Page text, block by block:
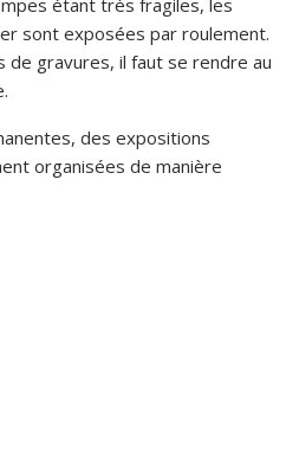
étant très fragiles, les
sont exposées par roulement.
de gravures, il faut se rendre au
des expositions
organisées de manière